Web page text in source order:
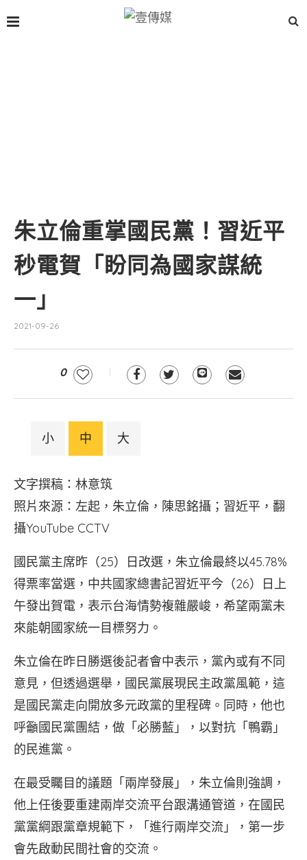
朱立倫重掌國民黨！習近平
秒電賀「盼同為國家謀統
一」
2021-09-26
0
小 中 大
文字撰稿：林意筑
照片來源：左起，朱立倫，陳思銘攝；習近平，翻
攝YouTube CCTV
國民黨主席昨（25）日改選，朱立倫最終以45.78%
得票率當選，中共國家總書記習近平今（26）日上
午發出賀電，表示台海情勢複雜嚴峻，希望兩黨未
來能朝國家統一目標努力。
朱立倫在昨日勝選後記者會中表示，黨內或有不同
意見，但透過選舉，國民黨展現民主政黨風範，這
是國民黨走向開放多元政黨的里程碑。同時，他也
呼籲國民黨團結，做「必勝藍」，以對抗「鴨霸」
的民進黨。
在最受矚目的議題「兩岸發展」，朱立倫則強調，
他上任後要重建兩岸交流平台跟溝通管道，在國民
黨黨綱跟黨章規範下，「進行兩岸交流」，第一步
會先啟動民間社會的交流。